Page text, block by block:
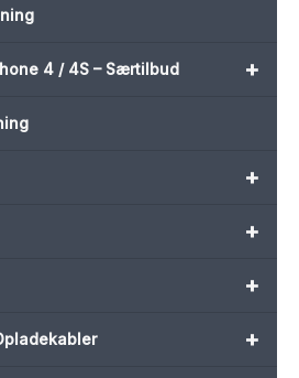
+
4 / 4S – Særtilbud
+
+
+
+